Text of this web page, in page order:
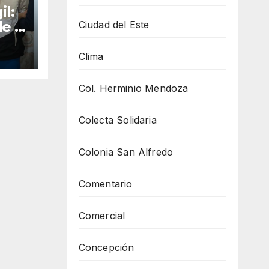
a
e
Ciudad del Este
Clima
Col. Herminio Mendoza
Colecta Solidaria
Colonia San Alfredo
Comentario
Comercial
Concepción